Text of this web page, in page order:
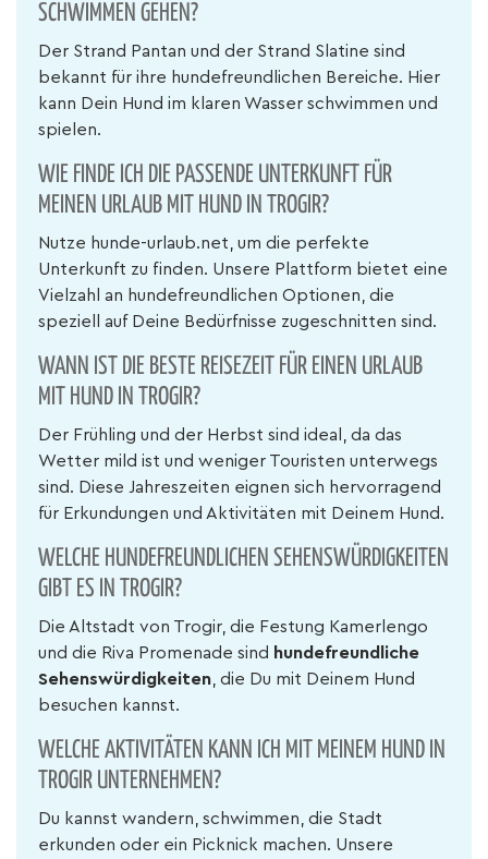
SCHWIMMEN GEHEN?
Der Strand Pantan und der Strand Slatine sind
bekannt für ihre hundefreundlichen Bereiche. Hier
kann Dein Hund im klaren Wasser schwimmen und
spielen.
WIE FINDE ICH DIE PASSENDE UNTERKUNFT FÜR
MEINEN URLAUB MIT HUND IN TROGIR?
Nutze hunde-urlaub.net, um die perfekte
Unterkunft zu finden. Unsere Plattform bietet eine
Vielzahl an hundefreundlichen Optionen, die
speziell auf Deine Bedürfnisse zugeschnitten sind.
WANN IST DIE BESTE REISEZEIT FÜR EINEN URLAUB
MIT HUND IN TROGIR?
Der Frühling und der Herbst sind ideal, da das
Wetter mild ist und weniger Touristen unterwegs
sind. Diese Jahreszeiten eignen sich hervorragend
für Erkundungen und Aktivitäten mit Deinem Hund.
WELCHE HUNDEFREUNDLICHEN SEHENSWÜRDIGKEITEN
GIBT ES IN TROGIR?
Die Altstadt von Trogir, die Festung Kamerlengo
und die Riva Promenade sind hundefreundliche
Sehenswürdigkeiten , die Du mit Deinem Hund
besuchen kannst.
WELCHE AKTIVITÄTEN KANN ICH MIT MEINEM HUND IN
TROGIR UNTERNEHMEN?
Du kannst wandern, schwimmen, die Stadt
erkunden oder ein Picknick machen. Unsere